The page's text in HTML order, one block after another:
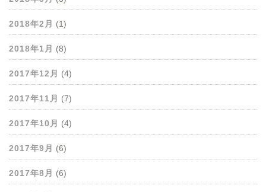
2018年2月 (1)
2018年1月 (8)
2017年12月 (4)
2017年11月 (7)
2017年10月 (4)
2017年9月 (6)
2017年8月 (6)